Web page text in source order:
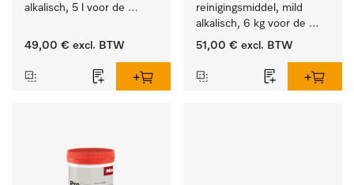
alkalisch, 5 l voor de
vervuiling op serviesgoed,
49,00 € excl. BTW
reinigingsmiddel, mild
alkalisch, 6 kg voor de
reiniging van sterk
bestek en glazen.
51,00 € excl. BTW